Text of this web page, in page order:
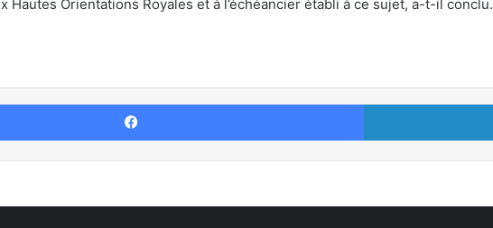
Hautes Orientations Royales et à l’échéancier établi à ce sujet, a-t-il conclu.
Facebook